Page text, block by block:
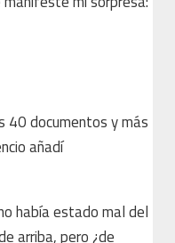
40 documentos y más
añadí
había estado mal del
arriba, pero ¿de